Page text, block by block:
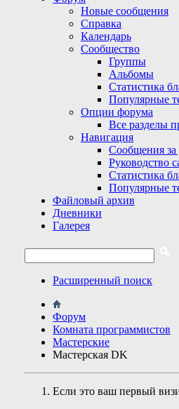
Новые сообщения
Справка
Календарь
Сообщество
Группы
Альбомы
Статистика
Популярные
Опции форума
Все разделы
Навигация
Сообщения за
Руководство
Статистика
Популярные
Файловый архив
Дневники
Галерея
Расширенный поиск
Форум
Комната программистов
Мастерские
Мастерская DK
Если это ваш первый